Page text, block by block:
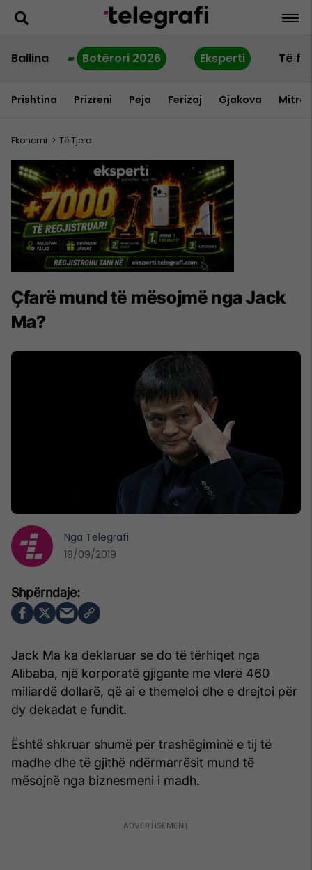
Ballina Botërori 2026 Eksperti Të
Prishtina Prizreni Peja Ferizaj Gjakova
Ekonomi > Të Tjera
Çfarë mund të mësojmë nga Jack
Ma?
Jack Ma ka deklaruar se do të tërhiqet nga
Alibaba, një korporatë gjigante me vlerë 460
miliardë dollarë, që ai e themeloi dhe e drejtoi për
dy dekadat e fundit.
Është shkruar shumë për trashëgiminë e tij të
madhe dhe të gjithë ndërmarrësit mund të
mësojnë nga biznesmeni i madh.
Nga Telegrafi
19/09/2019